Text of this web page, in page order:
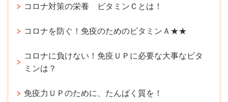
コロナ対策の栄養 ビタミンＣとは！
コロナを防ぐ！免疫のためのビタミンＡ★★
コロナに負けない！免疫ＵＰに必要な大事なビタ
ミンは？
免疫力ＵＰのために、たんぱく質を！